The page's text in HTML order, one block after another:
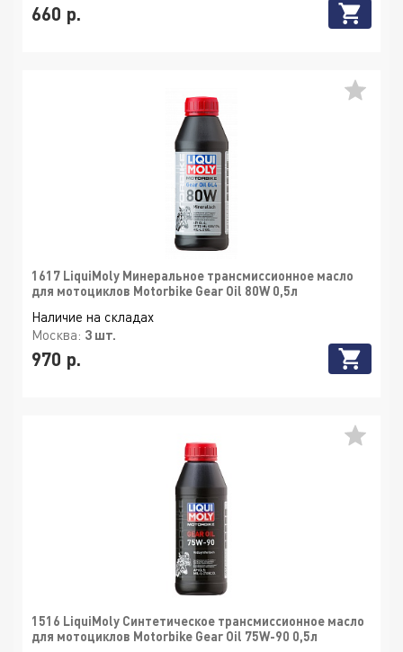
660 р.
1617 LiquiMoly Минеральное трансмиссионное масло
для мотоциклов Motorbike Gear Oil 80W 0,5л
Наличие на складах
Москва: 3 шт.
970 р.
1516 LiquiMoly Синтетическое трансмиссионное масло
для мотоциклов Motorbike Gear Oil 75W-90 0,5л